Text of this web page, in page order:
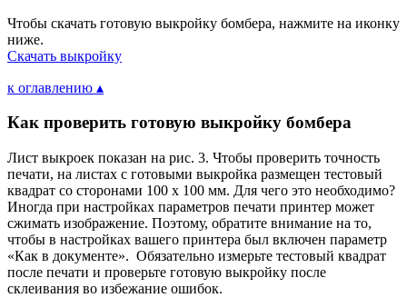
Чтобы скачать готовую выкройку бомбера, нажмите на иконку
ниже.
Скачать выкройку
к оглавлению ▴
Как проверить готовую выкройку бомбера
Лист выкроек показан на рис. 3. Чтобы проверить точность
печати, на листах с готовыми выкройка размещен тестовый
квадрат со сторонами 100 х 100 мм. Для чего это необходимо?
Иногда при настройках параметров печати принтер может
сжимать изображение. Поэтому, обратите внимание на то,
чтобы в настройках вашего принтера был включен параметр
«Как в документе». Обязательно измерьте тестовый квадрат
после печати и проверьте готовую выкройку после
склеивания во избежание ошибок.